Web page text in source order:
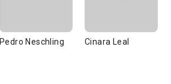
Pedro Neschling Cinara Leal